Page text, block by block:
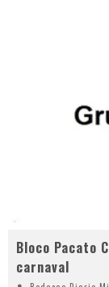
Bloco Pacato
carnaval